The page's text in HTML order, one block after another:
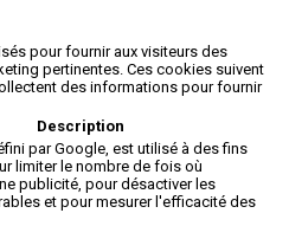
pour fournir aux visiteurs des
pertinentes. Ces cookies suivent
des informations pour fournir
Description
par Google, est utilisé à des fins
limiter le nombre de fois où
publicité, pour désactiver les
et pour mesurer l'efficacité des